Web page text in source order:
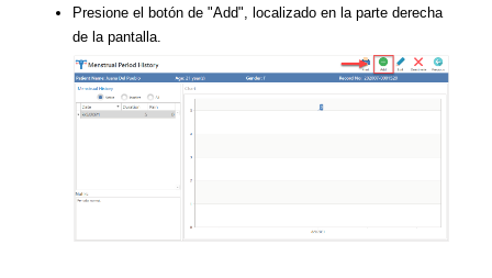
Presione el botón de "Add", localizado en la parte derecha
de la pantalla.